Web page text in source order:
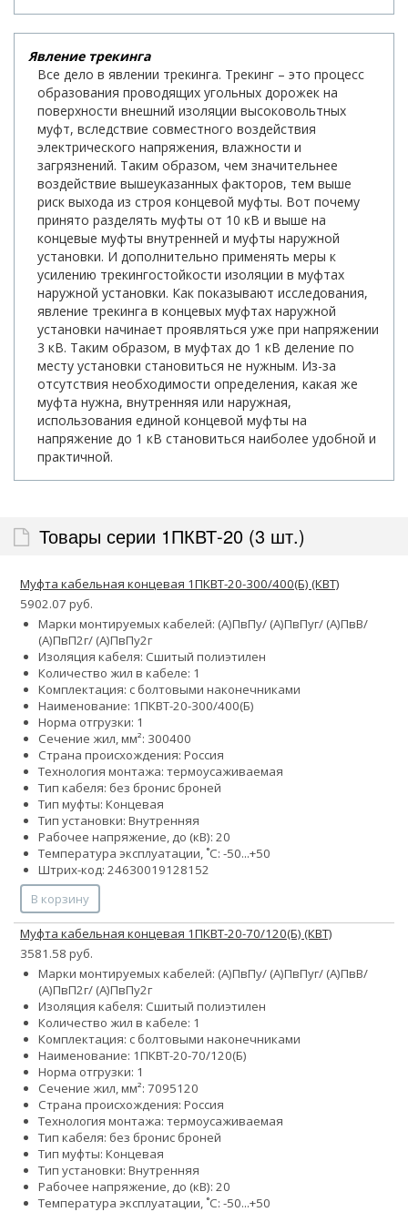
Явление трекинга
Все дело в явлении трекинга. Трекинг – это процесс
образования проводящих угольных дорожек на
поверхности внешний изоляции высоковольтных
муфт, вследствие совместного воздействия
электрического напряжения, влажности и
загрязнений. Таким образом, чем значительнее
воздействие вышеуказанных факторов, тем выше
риск выхода из строя концевой муфты. Вот почему
принято разделять муфты от 10 кВ и выше на
концевые муфты внутренней и муфты наружной
установки. И дополнительно применять меры к
усилению трекингостойкости изоляции в муфтах
наружной установки. Как показывают исследования,
явление трекинга в концевых муфтах наружной
установки начинает проявляться уже при напряжении
3 кВ. Таким образом, в муфтах до 1 кВ деление по
месту установки становиться не нужным. Из-за
отсутствия необходимости определения, какая же
муфта нужна, внутренняя или наружная,
использования единой концевой муфты на
напряжение до 1 кВ становиться наиболее удобной и
практичной.
Товары серии 1ПКВТ-20 (3 шт.)
Муфта кабельная концевая 1ПКВТ-20-300/400(Б) (КВТ)
5902.07 руб.
Марки монтируемых кабелей: (А)ПвПу/ (А)ПвПуг/ (А)ПвВ/
(А)ПвП2г/ (А)ПвПу2г
Изоляция кабеля: Сшитый полиэтилен
Количество жил в кабеле: 1
Комплектация: с болтовыми наконечниками
Наименование: 1ПКВТ-20-300/400(Б)
Норма отгрузки: 1
Сечение жил, мм²: 300400
Страна происхождения: Россия
Технология монтажа: термоусаживаемая
Тип кабеля: без бронис броней
Тип муфты: Концевая
Тип установки: Внутренняя
Рабочее напряжение, до (кВ): 20
Температура эксплуатации, ˚С: -50...+50
Штрих-код: 24630019128152
В корзину
Муфта кабельная концевая 1ПКВТ-20-70/120(Б) (КВТ)
3581.58 руб.
Марки монтируемых кабелей: (А)ПвПу/ (А)ПвПуг/ (А)ПвВ/
(А)ПвП2г/ (А)ПвПу2г
Изоляция кабеля: Сшитый полиэтилен
Количество жил в кабеле: 1
Комплектация: с болтовыми наконечниками
Наименование: 1ПКВТ-20-70/120(Б)
Норма отгрузки: 1
Сечение жил, мм²: 7095120
Страна происхождения: Россия
Технология монтажа: термоусаживаемая
Тип кабеля: без бронис броней
Тип муфты: Концевая
Тип установки: Внутренняя
Рабочее напряжение, до (кВ): 20
Температура эксплуатации, ˚С: -50...+50